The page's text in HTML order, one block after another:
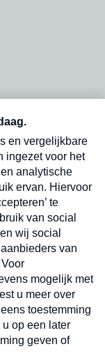
op onze
in
Verzend
onze
in uw